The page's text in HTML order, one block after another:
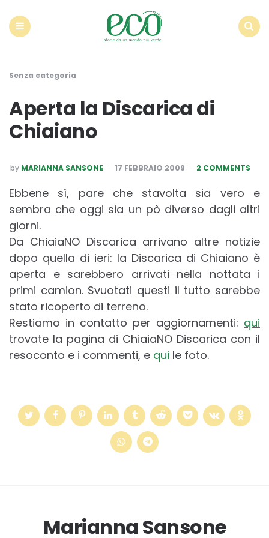
Senza categoria
Aperta la Discarica di
Chiaiano
POSTED
BY
by MARIANNA SANSONE 17 FEBBRAIO 2009 2 COMMENTS
Ebbene sì, pare che stavolta sia vero e
sembra che oggi sia un pò diverso dagli altri
giorni.
Da ChiaiaNO Discarica arrivano altre notizie
dopo quella di ieri: la Discarica di Chiaiano è
aperta e sarebbero arrivati nella nottata i
primi camion. Svuotati questi il tutto sarebbe
stato ricoperto di terreno.
Restiamo in contatto per aggiornamenti: qui
trovate la pagina di ChiaiaNO Discarica con il
resoconto e i commenti, e qui le foto.
Marianna Sansone